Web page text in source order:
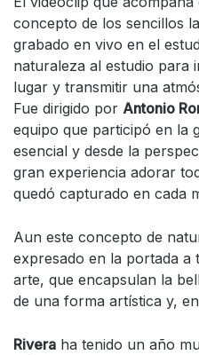
concepto de los sencillos
grabado en vivo en el
naturaleza al estudio para
lugar y transmitir una
Fue dirigido por Antonio
equipo que participó en la
esencial y desde la
gran experiencia adorar
quedó capturado en cada
Aun este concepto de
expresado en la portada a
arte, que encapsulan la
de una forma artística y,
Rivera ha tenido un año